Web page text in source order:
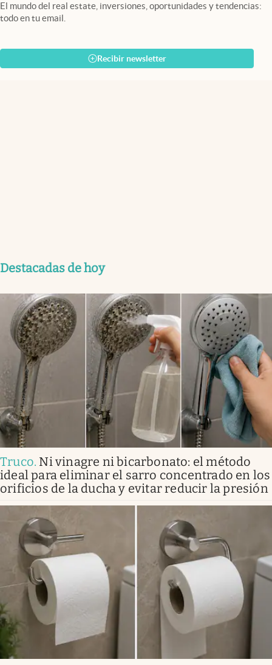
El mundo del real estate, inversiones, oportunidades y tendencias:
todo en tu email.
Recibir newsletter
Destacadas de hoy
Truco. Ni vinagre ni bicarbonato: el método
ideal para eliminar el sarro concentrado en los
orificios de la ducha y evitar reducir la presión